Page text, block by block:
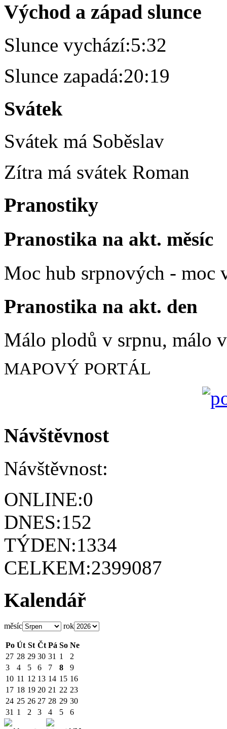
Východ a západ slunce
Slunce vychází:5:32
Slunce zapadá:20:19
Svátek
Svátek má Soběslav
Zítra má svátek Roman
Pranostiky
Pranostika na akt. měsíc
Moc hub srpnových - moc
Pranostika na akt. den
Málo plodů v srpnu, málo
MAPOVÝ PORTÁL
Návštěvnost
Návštěvnost:
ONLINE:0
DNES:152
TÝDEN:1334
CELKEM:2399087
Kalendář
měsíc rok
Po Út St Čt Pá So Ne
27 28 29 30 31 1
2
3
4 5 6 7 8
9
10 11 12 13 14 15 16
17 18 19 20 21 22 23
24 25 26 27 28 29 30
31 1 2 3 4 5 6